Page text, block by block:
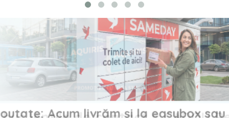
Noutate: Acum livrăm și la easybox sau